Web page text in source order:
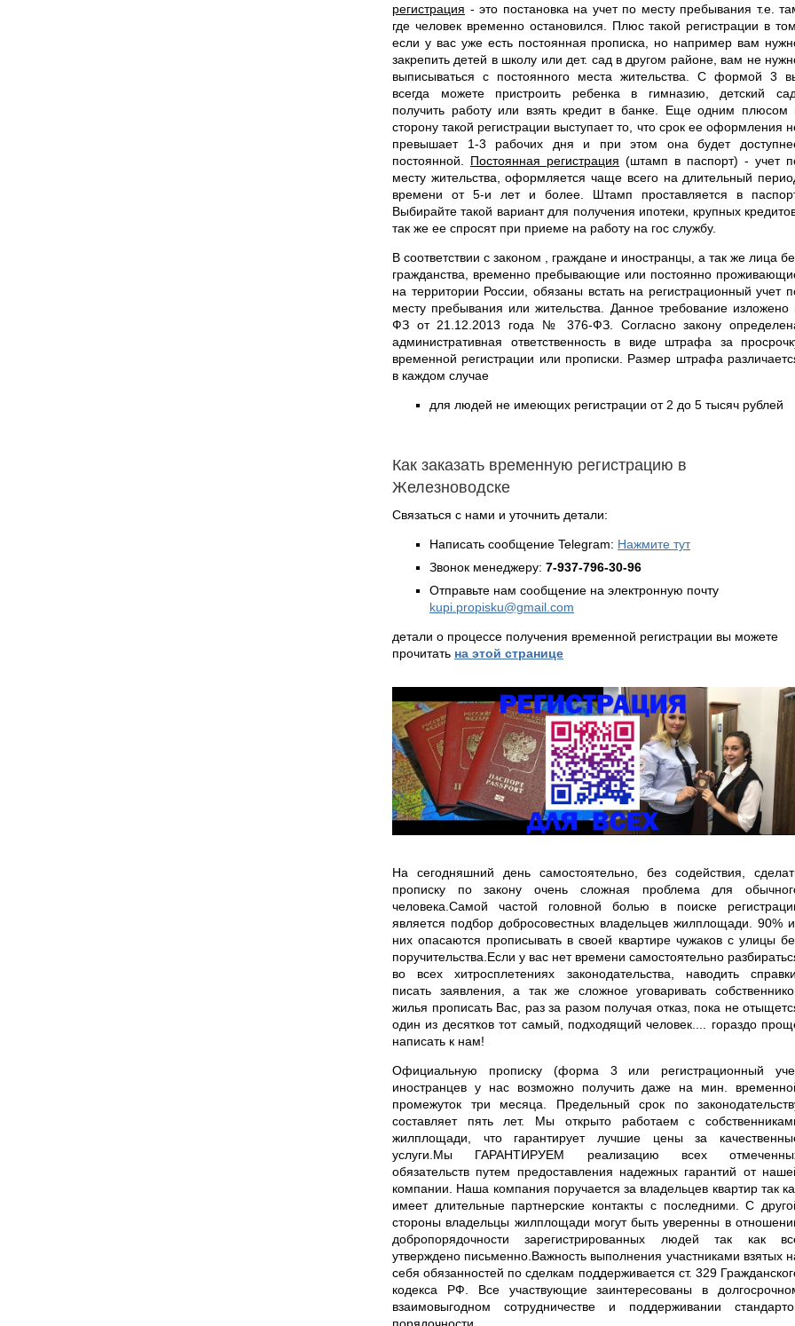
регистрация - это постановка на учет по месту пребывания т.е.
где человек временно остановился. Плюс такой регистрации в том,
если у вас уже есть постоянная прописка, но например вам
закрепить детей в школу или дет. сад в другом районе, вам не
выписываться с постоянного места жительства. С формой 3
всегда можете пристроить ребенка в гимназию, детский сад,
получить работу или взять кредит в банке. Еще одним плюсом
сторону такой регистрации выступает то, что срок ее оформления
превышает 1-3 рабочих дня и при этом она будет
постоянной. Постоянная регистрация (штамп в паспорт) - учет
месту жительства, оформляется чаще всего на длительный
времени от 5-и лет и более. Штамп проставляется в
Выбирайте такой вариант для получения ипотеки, крупных
так же ее спросят при приеме на работу на гос службу.
В соответствии с законом , граждане и иностранцы, а так же лица
гражданства, временно пребывающие или постоянно
на территории России, обязаны встать на регистрационный учет
месту пребывания или жительства. Данное требование изложено
ФЗ от 21.12.2013 года № 376-ФЗ. Согласно закону
административная ответственность в виде штрафа за
временной регистрации или прописки. Размер штрафа
в каждом случае
для людей не имеющих регистрации от 2 до 5 тысяч рублей
Как заказать временную регистрацию в
Железноводске
Связаться с нами и уточнить детали:
Написать сообщение Telegram: Нажмите тут
Звонок менеджеру: 7-937-796-30-96
Отправьте нам сообщение на электронную почту
kupi.propisku@gmail.com
детали о процессе получения временной регистрации вы можете
прочитать на этой странице
На сегодняшний день самостоятельно, без содействия,
прописку по закону очень сложная проблема для
человека.Самой частой головной болью в поиске
является подбор добросовестных владельцев жилплощади. 90%
них опасаются прописывать в своей квартире чужаков с улицы
поручительства.Если у вас нет времени самостоятельно
во всех хитросплетениях законодательства, наводить справки,
писать заявления, а так же сложное уговаривать
жилья прописать Вас, раз за разом получая отказ, пока не
один из десятков тот самый, подходящий человек.... гораздо
написать к нам!
Официальную прописку (форма 3 или регистрационный
иностранцев у нас возможно получить даже на мин.
промежуток три месяца. Предельный срок по
составляет пять лет. Мы открыто работаем с
жилплощади, что гарантирует лучшие цены за
услуги.Мы ГАРАНТИРУЕМ реализацию всех
обязательств путем предоставления надежных гарантий от
компании. Наша компания поручается за владельцев квартир так
имеет длительные партнерские контакты с последними. С
стороны владельцы жилплощади могут быть уверенны в
добропорядочности зарегистрированных людей так как
утверждено письменно.Важность выполнения участниками взятых
себя обязанностей по сделкам поддерживается ст. 329
кодекса РФ. Все участвующие заинтересованы в
взаимовыгодном сотрудничестве и поддерживании
порядочности.